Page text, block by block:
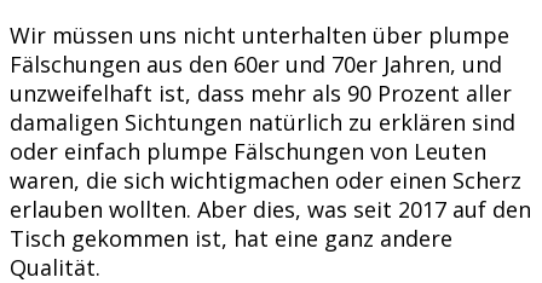
Wir müssen uns nicht unterhalten über plumpe
Fälschungen aus den 60er und 70er Jahren, und
unzweifelhaft ist, dass mehr als 90 Prozent aller
damaligen Sichtungen natürlich zu erklären sind
oder einfach plumpe Fälschungen von Leuten
waren, die sich wichtigmachen oder einen Scherz
erlauben wollten. Aber dies, was seit 2017 auf den
Tisch gekommen ist, hat eine ganz andere
Qualität.